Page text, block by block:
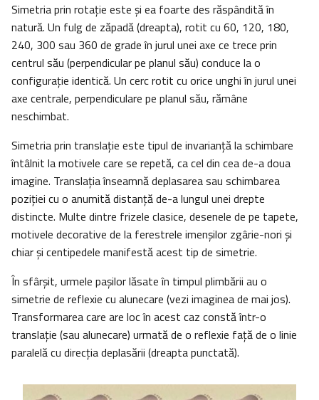
Simetria prin rotaţie este şi ea foarte des răspândită în
natură. Un fulg de zăpadă (dreapta), rotit cu 60, 120, 180,
240, 300 sau 360 de grade în jurul unei axe ce trece prin
centrul său (perpendicular pe planul său) conduce la o
configuraţie identică. Un cerc rotit cu orice unghi în jurul unei
axe centrale, perpendiculare pe planul său, rămâne
neschimbat.
Simetria prin translaţie este tipul de invarianţă la schimbare
întâlnit la motivele care se repetă, ca cel din cea de-a doua
imagine. Translaţia înseamnă deplasarea sau schimbarea
poziţiei cu o anumită distanţă de-a lungul unei drepte
distincte. Multe dintre frizele clasice, desenele de pe tapete,
motivele decorative de la ferestrele imenşilor zgârie-nori şi
chiar şi centipedele manifestă acest tip de simetrie.
În sfârşit, urmele paşilor lăsate în timpul plimbării au o
simetrie de reflexie cu alunecare (vezi imaginea de mai jos).
Transformarea care are loc în acest caz constă într-o
translaţie (sau alunecare) urmată de o reflexie faţă de o linie
paralelă cu direcţia deplasării (dreapta punctată).